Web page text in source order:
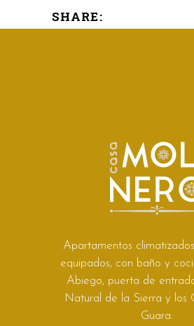
SHARE:
Apartamentos
equipados, con baño y
Abiego, puerta de
Natural de la Sierra y los
Guara.